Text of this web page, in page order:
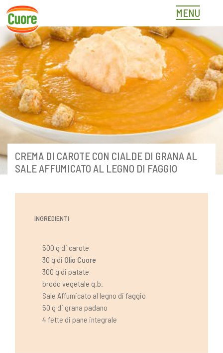
Skip
content
MENU
CREMA DI CAROTE CON CIALDE DI GRANA AL
SALE AFFUMICATO AL LEGNO DI FAGGIO
INGREDIENTI
500 g di carote
30 g di Olio Cuore
300 g di patate
brodo vegetale q.b.
Sale Affumicato al legno di faggio
50 g di grana padano
4 fette di pane integrale